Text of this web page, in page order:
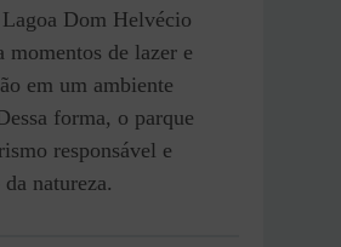
Dom Helvécio
momentos de lazer e
em um ambiente
forma, o parque
responsável e
natureza.